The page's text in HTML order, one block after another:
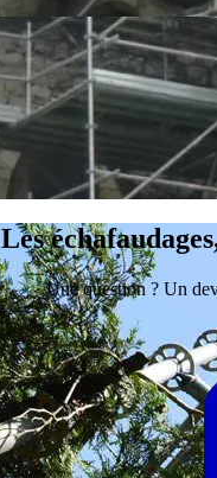
Les
Une question ? Un